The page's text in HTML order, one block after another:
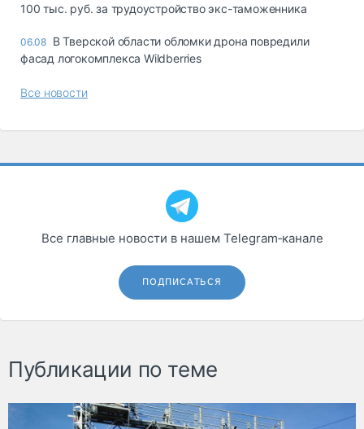
100 тыс. руб. за трудоустройство экс-таможенника
06.08 В Тверской области обломки дрона повредили
фасад логокомплекса Wildberries
Все новости
Все главные новости в нашем Telegram‑канале
ПОДПИСАТЬСЯ
Публикации по теме